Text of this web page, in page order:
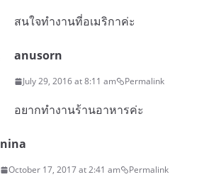
สนใจทำงานที่อเมริกาค่ะ
anusorn
July 29, 2016 at 8:11 am Permalink
อยากทำงานร้านอาหารค่ะ
nina
October 17, 2017 at 2:41 am Permalink